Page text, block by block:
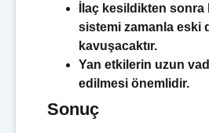
İlaç kesildikten sonra
sistemi zamanla eski
kavuşacaktır.
Yan etkilerin uzun
edilmesi önemlidir.
Sonuç